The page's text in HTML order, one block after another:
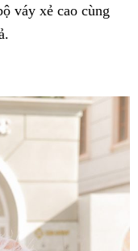
váy xẻ cao cùng